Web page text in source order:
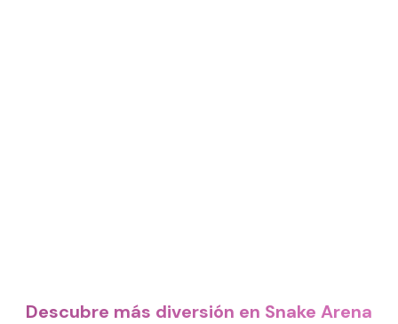
Descubre más diversión en Snake Arena